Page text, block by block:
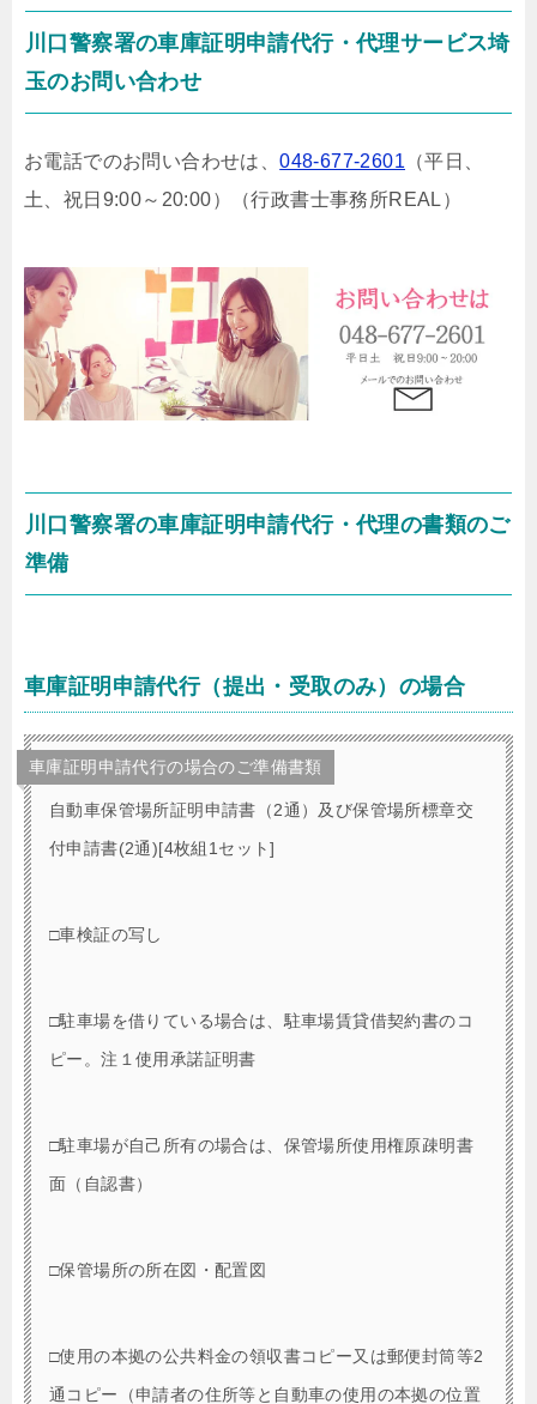
川口警察署の車庫証明申請代行・代理サービス埼
玉のお問い合わせ
お電話でのお問い合わせは、048-677-2601 （平日、
土、祝日9:00～20:00）
（行政書士事務所REAL）
川口警察署の車庫証明申請代行・代理の書類のご
準備
車庫証明申請代行（提出・受取のみ）の場合
車庫証明申請代行の場合のご準備書類
自動車保管場所証明申請書（2通）及び保管場所標章交
付申請書(2通)[4枚組1セット]
□車検証の写し
□駐車場を借りている場合は、駐車場賃貸借契約書のコ
ピー。注１使用承諾証明書
□駐車場が自己所有の場合は、保管場所使用権原疎明書
面（自認書）
□保管場所の所在図・配置図
□使用の本拠の公共料金の領収書コピー又は郵便封筒等2
通コピー（申請者の住所等と自動車の使用の本拠の位置